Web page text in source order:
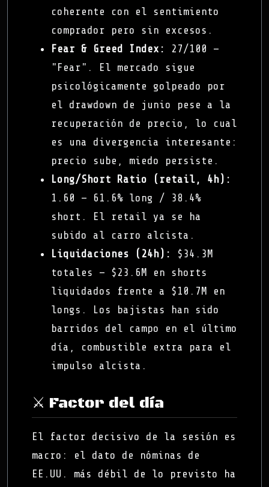
coherente con el sentimiento
comprador pero sin excesos.
Fear & Greed Index:
27/100 —
"Fear". El mercado sigue
psicológicamente golpeado por
el drawdown de junio pese a la
recuperación de precio, lo cual
es una divergencia interesante:
precio sube, miedo persiste.
Long/Short Ratio (retail, 4h):
1.60 — 61.6% long / 38.4%
short. El retail ya se ha
subido al carro alcista.
Liquidaciones (24h):
$34.3M
totales — $23.6M en shorts
liquidados frente a $10.7M en
longs. Los bajistas han sido
barridos del campo en el último
día, combustible extra para el
impulso alcista.
⚔️ Factor del día
El factor decisivo de la sesión es
macro: el dato de nóminas de
EE.UU. más débil de lo previsto ha